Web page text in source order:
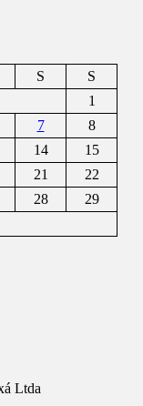
S
S
1
7
8
14
15
21
22
28
29
Ltda